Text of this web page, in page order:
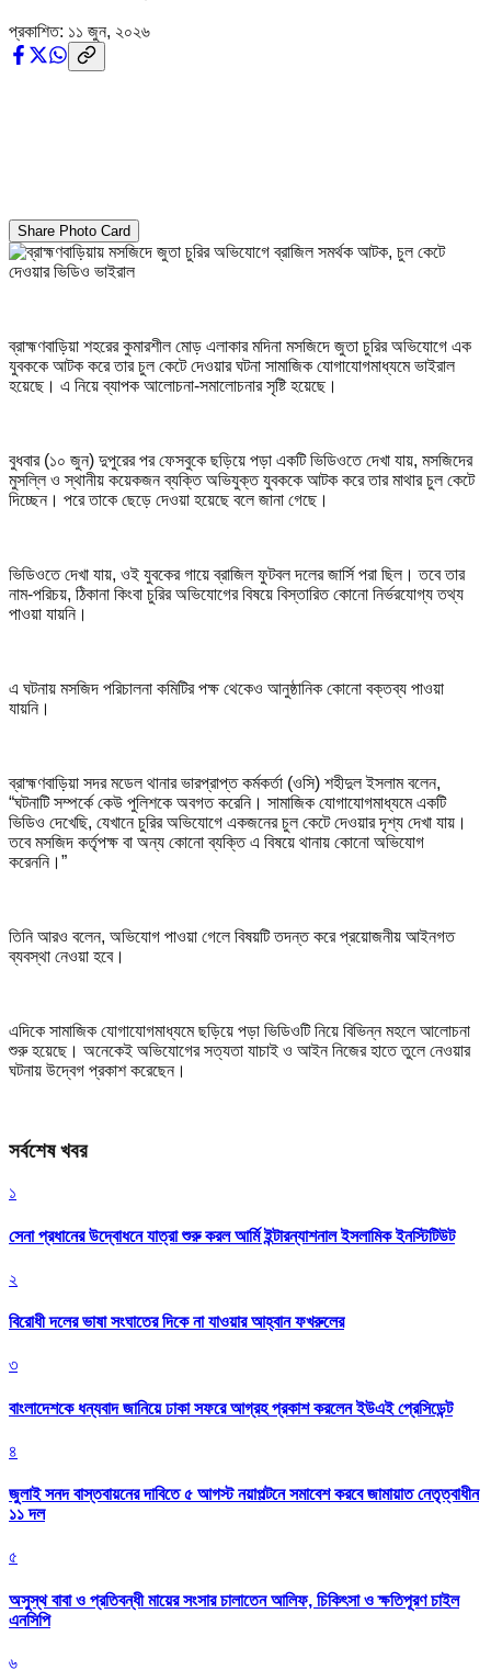
প্রকাশিত: ১১ জুন, ২০২৬
Share Photo Card
ব্রাহ্মণবাড়িয়া শহরের কুমারশীল মোড় এলাকার মদিনা মসজিদে জুতা চুরির অভিযোগে এক
যুবককে আটক করে তার চুল কেটে দেওয়ার ঘটনা সামাজিক যোগাযোগমাধ্যমে ভাইরাল
হয়েছে। এ নিয়ে ব্যাপক আলোচনা-সমালোচনার সৃষ্টি হয়েছে।
বুধবার (১০ জুন) দুপুরের পর ফেসবুকে ছড়িয়ে পড়া একটি ভিডিওতে দেখা যায়, মসজিদের
মুসল্লি ও স্থানীয় কয়েকজন ব্যক্তি অভিযুক্ত যুবককে আটক করে তার মাথার চুল কেটে
দিচ্ছেন। পরে তাকে ছেড়ে দেওয়া হয়েছে বলে জানা গেছে।
ভিডিওতে দেখা যায়, ওই যুবকের গায়ে ব্রাজিল ফুটবল দলের জার্সি পরা ছিল। তবে তার
নাম-পরিচয়, ঠিকানা কিংবা চুরির অভিযোগের বিষয়ে বিস্তারিত কোনো নির্ভরযোগ্য তথ্য
পাওয়া যায়নি।
এ ঘটনায় মসজিদ পরিচালনা কমিটির পক্ষ থেকেও আনুষ্ঠানিক কোনো বক্তব্য পাওয়া
যায়নি।
ব্রাহ্মণবাড়িয়া সদর মডেল থানার ভারপ্রাপ্ত কর্মকর্তা (ওসি) শহীদুল ইসলাম বলেন,
“ঘটনাটি সম্পর্কে কেউ পুলিশকে অবগত করেনি। সামাজিক যোগাযোগমাধ্যমে একটি
ভিডিও দেখেছি, যেখানে চুরির অভিযোগে একজনের চুল কেটে দেওয়ার দৃশ্য দেখা যায়।
তবে মসজিদ কর্তৃপক্ষ বা অন্য কোনো ব্যক্তি এ বিষয়ে থানায় কোনো অভিযোগ
করেননি।”
তিনি আরও বলেন, অভিযোগ পাওয়া গেলে বিষয়টি তদন্ত করে প্রয়োজনীয় আইনগত
ব্যবস্থা নেওয়া হবে।
এদিকে সামাজিক যোগাযোগমাধ্যমে ছড়িয়ে পড়া ভিডিওটি নিয়ে বিভিন্ন মহলে আলোচনা
শুরু হয়েছে। অনেকেই অভিযোগের সত্যতা যাচাই ও আইন নিজের হাতে তুলে নেওয়ার
ঘটনায় উদ্বেগ প্রকাশ করেছেন।
সর্বশেষ খবর
১
সেনা প্রধানের উদ্বোধনে যাত্রা শুরু করল আর্মি ইন্টারন্যাশনাল ইসলামিক ইনস্টিটিউট
২
বিরোধী দলের ভাষা সংঘাতের দিকে না যাওয়ার আহ্বান ফখরুলের
৩
বাংলাদেশকে ধন্যবাদ জানিয়ে ঢাকা সফরে আগ্রহ প্রকাশ করলেন ইউএই প্রেসিডেন্ট
৪
জুলাই সনদ বাস্তবায়নের দাবিতে ৫ আগস্ট নয়াপল্টনে সমাবেশ করবে জামায়াত নেতৃত্বাধীন
১১ দল
৫
অসুস্থ বাবা ও প্রতিবন্ধী মায়ের সংসার চালাতেন আলিফ, চিকিৎসা ও ক্ষতিপূরণ চাইল
এনসিপি
৬